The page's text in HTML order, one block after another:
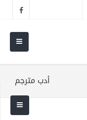
أدب مترجم